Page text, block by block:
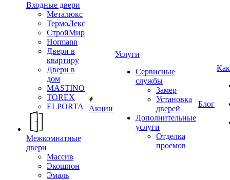
Входные двери
Металюкс
ТермоЛекс
СтройМир
Hormann
Двери в
квартиру
Двери в
дом
MASTINO
TOREX
ELPORTA
Межкомнатные
двери
Массив
Экошпон
Эмаль
Акции
Услуги
Сервисные
службы
Замер
Установка
дверей
Дополнительные
услуги
Отделка
проемов
Блог